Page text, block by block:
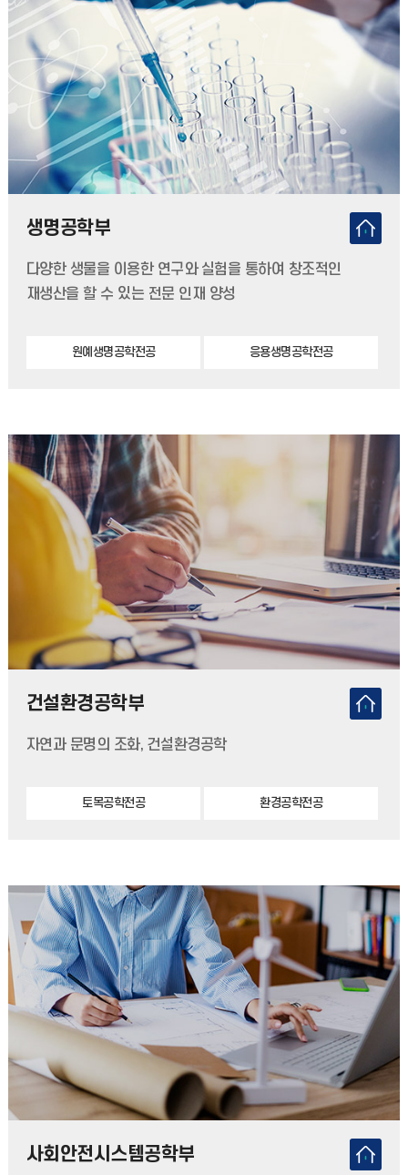
생명공학부
다양한 생물을 이용한 연구와 실험을 통하여 창조적인
재생산을 할 수 있는 전문 인재 양성
원예생명공학전공 응용생명공학전공
건설환경공학부
자연과 문명의 조화, 건설환경공학
토목공학전공 환경공학전공
사회안전시스템공학부